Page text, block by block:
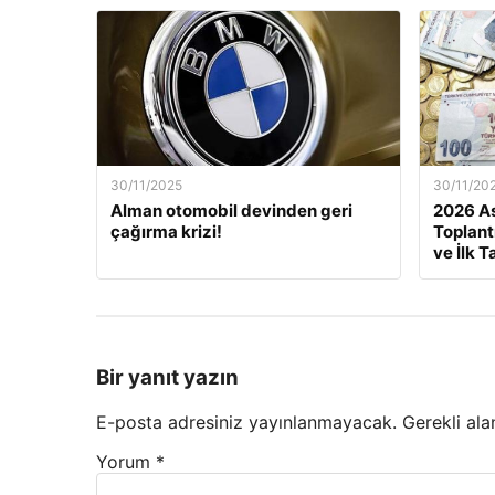
30/11/2025
Alman otomobil devinden geri
çağırma krizi!
30/11/
2026
ve İlk
Bir yanıt yazın
E-posta adresiniz yayınlanmayacak. Gerekli
Yorum *